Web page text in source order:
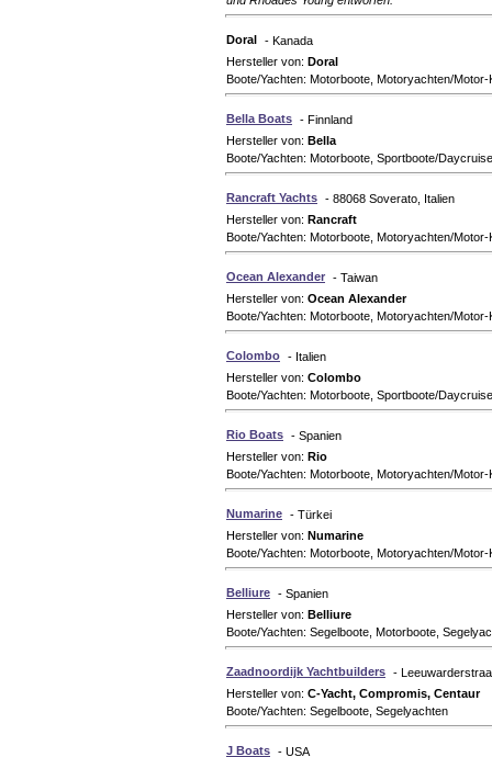
Doral - Kanada
Hersteller von: Doral
Boote/Yachten: Motorboote, Motoryachten/Motor-
Bella Boats - Finnland
Hersteller von: Bella
Boote/Yachten: Motorboote, Sportboote/
Rancraft Yachts - 88068 Soverato, Italien
Hersteller von: Rancraft
Boote/Yachten: Motorboote, Motoryachten/Motor-
Ocean Alexander - Taiwan
Hersteller von: Ocean Alexander
Boote/Yachten: Motorboote, Motoryachten/Motor-
Colombo - Italien
Hersteller von: Colombo
Boote/Yachten: Motorboote, Sportboote/
Rio Boats - Spanien
Hersteller von: Rio
Boote/Yachten: Motorboote, Motoryachten/Motor-
Numarine - Türkei
Hersteller von: Numarine
Boote/Yachten: Motorboote, Motoryachten/Motor-
Belliure - Spanien
Hersteller von: Belliure
Boote/Yachten: Segelboote, Motorboote,
Zaadnoordijk Yachtbuilders -
Hersteller von: C-Yacht, Compromis, Centaur
Boote/Yachten: Segelboote, Segelyachten
J Boats - USA